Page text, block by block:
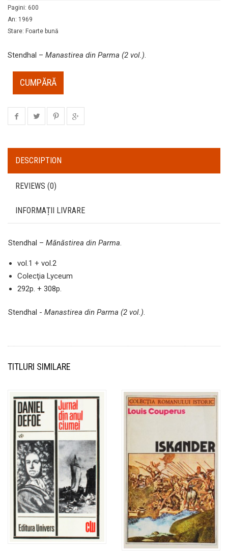
Pagini: 600
An: 1969
Stare: Foarte bună
Stendhal – Manastirea din Parma (2 vol.).
CUMPĂRĂ
DESCRIPTION
REVIEWS (0)
INFORMAȚII LIVRARE
Stendhal – Mănăstirea din Parma.
vol.1 + vol.2
Colecţia Lyceum
292p. + 308p.
Stendhal - Manastirea din Parma (2 vol.).
TITLURI SIMILARE